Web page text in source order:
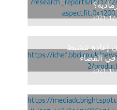
2021-
إعادة تنشيط
في الفضاء
2021-